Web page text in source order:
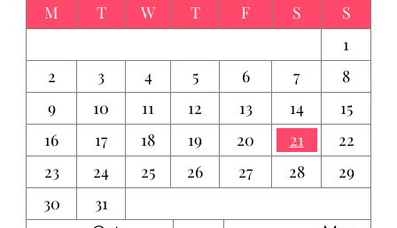
M
T W T F S
S
1
2
3 4 5 6 7
8
9
10 11 12 13 14
15
16
17 18 19 20 21
22
23
24 25 26 27 28
29
30
31